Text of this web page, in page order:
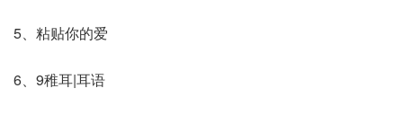
5、粘贴你的爱
6、9稚耳|耳语